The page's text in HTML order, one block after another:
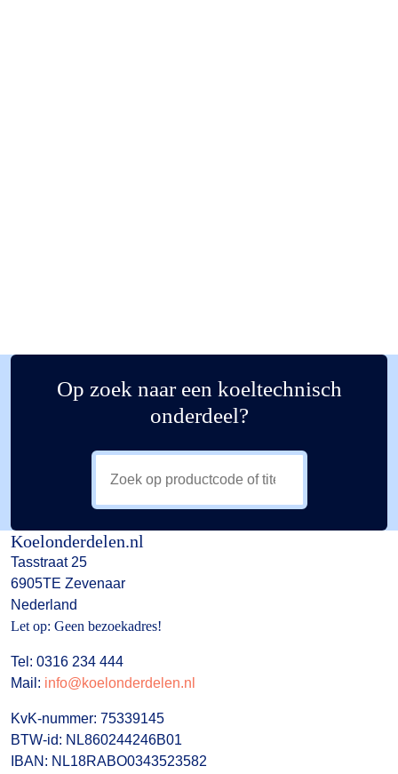
Op zoek naar een koeltechnisch
onderdeel?
Koelonderdelen.nl
Tasstraat 25
6905TE Zevenaar
Nederland
Let op: Geen bezoekadres!
Tel: 0316 234 444
Mail: info@koelonderdelen.nl
KvK-nummer: 75339145
BTW-id: NL860244246B01
IBAN: NL18RABO0343523582